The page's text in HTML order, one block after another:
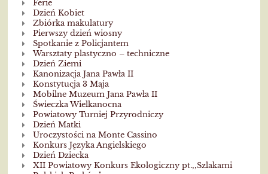
Ferie
Dzień Kobiet
Zbiórka makulatury
Pierwszy dzień wiosny
Spotkanie z Policjantem
Warsztaty plastyczno – techniczne
Dzień Ziemi
Kanonizacja Jana Pawła II
Konstytucja 3 Maja
Mobilne Muzeum Jana Pawła II
Świeczka Wielkanocna
Powiatowy Turniej Przyrodniczy
Dzień Matki
Uroczystości na Monte Cassino
Konkurs Języka Angielskiego
Dzień Dziecka
XII Powiatowy Konkurs Ekologiczny pt.,,Szlakami